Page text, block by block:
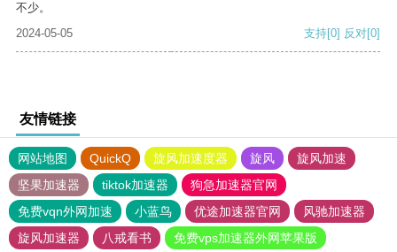
不少。
2024-05-05
支持[0] 反对[0]
友情链接
网站地图 QuickQ 旋风加速度器 旋风
旋风加速
坚果加速器
tiktok加速器
狗急加速器官网
免费vqn外网加速
小蓝鸟 优途加速器官网
风驰加速器
旋风加速器
八戒看书 免费vps加速器外网苹果版